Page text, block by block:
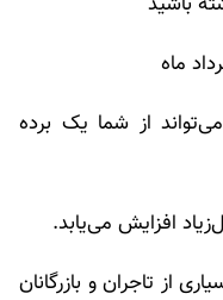
از شما یک برده
افزایش می‌یابد.
از تاجران و بازرگانان